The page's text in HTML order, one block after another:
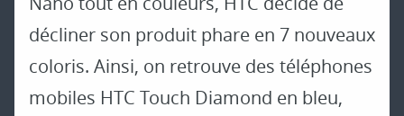
décliner son produit phare en 7 nouveaux
coloris. Ainsi, on retrouve des téléphones
mobiles HTC Touch Diamond en bleu,